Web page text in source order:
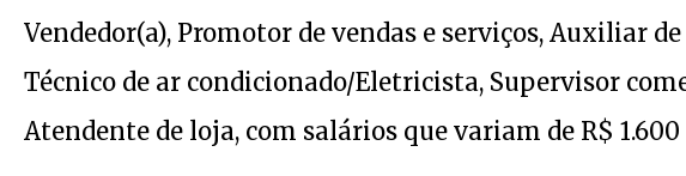
Vendedor(a), Promotor de vendas e serviços, Auxiliar
Técnico de ar condicionado/Eletricista, Supervisor
Atendente de loja, com salários que variam de R$ 1.600